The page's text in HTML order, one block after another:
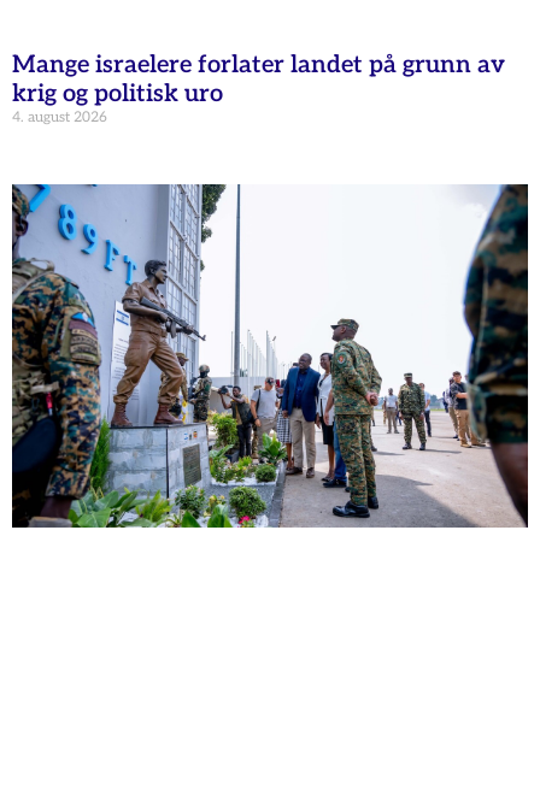
Mange israelere forlater landet på grunn av
krig og politisk uro
4. august 2026